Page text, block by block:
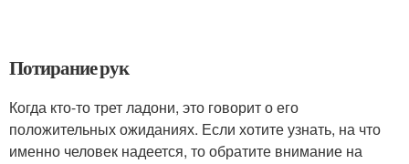
Потирание рук
Когда кто-то трет ладони, это говорит о его
положительных ожиданиях. Если хотите узнать, на что
именно человек надеется, то обратите внимание на